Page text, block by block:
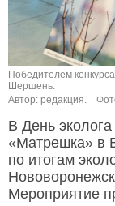
Победителем
Шершень.
Автор: редакция.
В День
«Матрешка» в
по итогам
Мероприятие